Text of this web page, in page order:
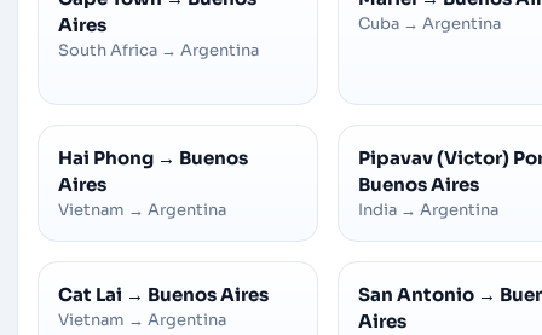
Aires
South Africa → Argentina
Cuba → Argentina
Hai Phong → Buenos
Aires
Vietnam → Argentina
Pipavav (Victor)
Buenos Aires
India → Argentina
Cat Lai → Buenos Aires
Vietnam → Argentina
San Antonio →
Aires